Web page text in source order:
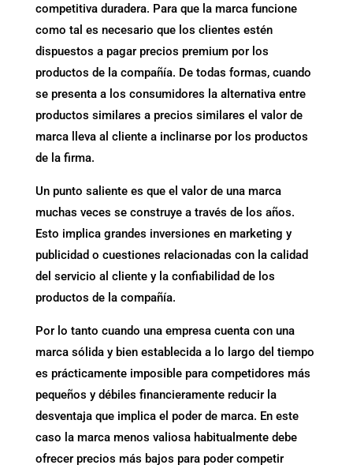
competitiva duradera. Para que la marca funcione
como tal es necesario que los clientes estén
dispuestos a pagar precios premium por los
productos de la compañía. De todas formas, cuando
se presenta a los consumidores la alternativa entre
productos similares a precios similares el valor de
marca lleva al cliente a inclinarse por los productos
de la firma.
Un punto saliente es que el valor de una marca
muchas veces se construye a través de los años.
Esto implica grandes inversiones en marketing y
publicidad o cuestiones relacionadas con la calidad
del servicio al cliente y la confiabilidad de los
productos de la compañía.
Por lo tanto cuando una empresa cuenta con una
marca sólida y bien establecida a lo largo del tiempo
es prácticamente imposible para competidores más
pequeños y débiles financieramente reducir la
desventaja que implica el poder de marca. En este
caso la marca menos valiosa habitualmente debe
ofrecer precios más bajos para poder competir